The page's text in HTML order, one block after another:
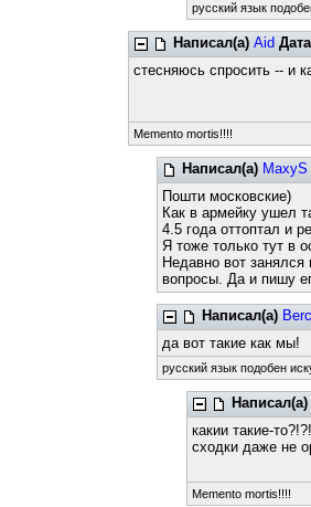
русский язык
Написал(а) Aid Дата
стесняюсь спросить -- и
Memento mortis!!!!
Написал(а) MaxyS
Пошти московские)
Как в армейку ушел
4.5 года оттоптал и
Я тоже только тут в
Недавно вот
вопросы. Да и пишу
Написал(а)
да вот такие как мы!
русский язык подобен
Написал(а)
какии такие-
сходки даже не
Memento mortis!!!!